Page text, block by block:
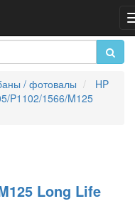
/ фотовалы
HP
P1102/1566/M125
Long Life